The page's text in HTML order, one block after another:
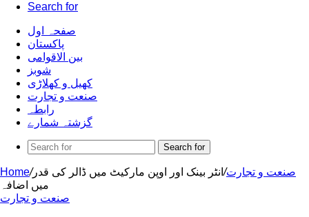
Search for
صفحہ اول
پاکستان
بین الاقوامی
شوبز
کھیل و کھلاڑی
صنعت و تجارت
رابطہ
گزشتہ شمارے
Search for
Home/ صنعت و تجارت/انٹر بینک اور اوپن مارکیٹ میں ڈالر کی قدر
میں اضافہ
صنعت و تجارت